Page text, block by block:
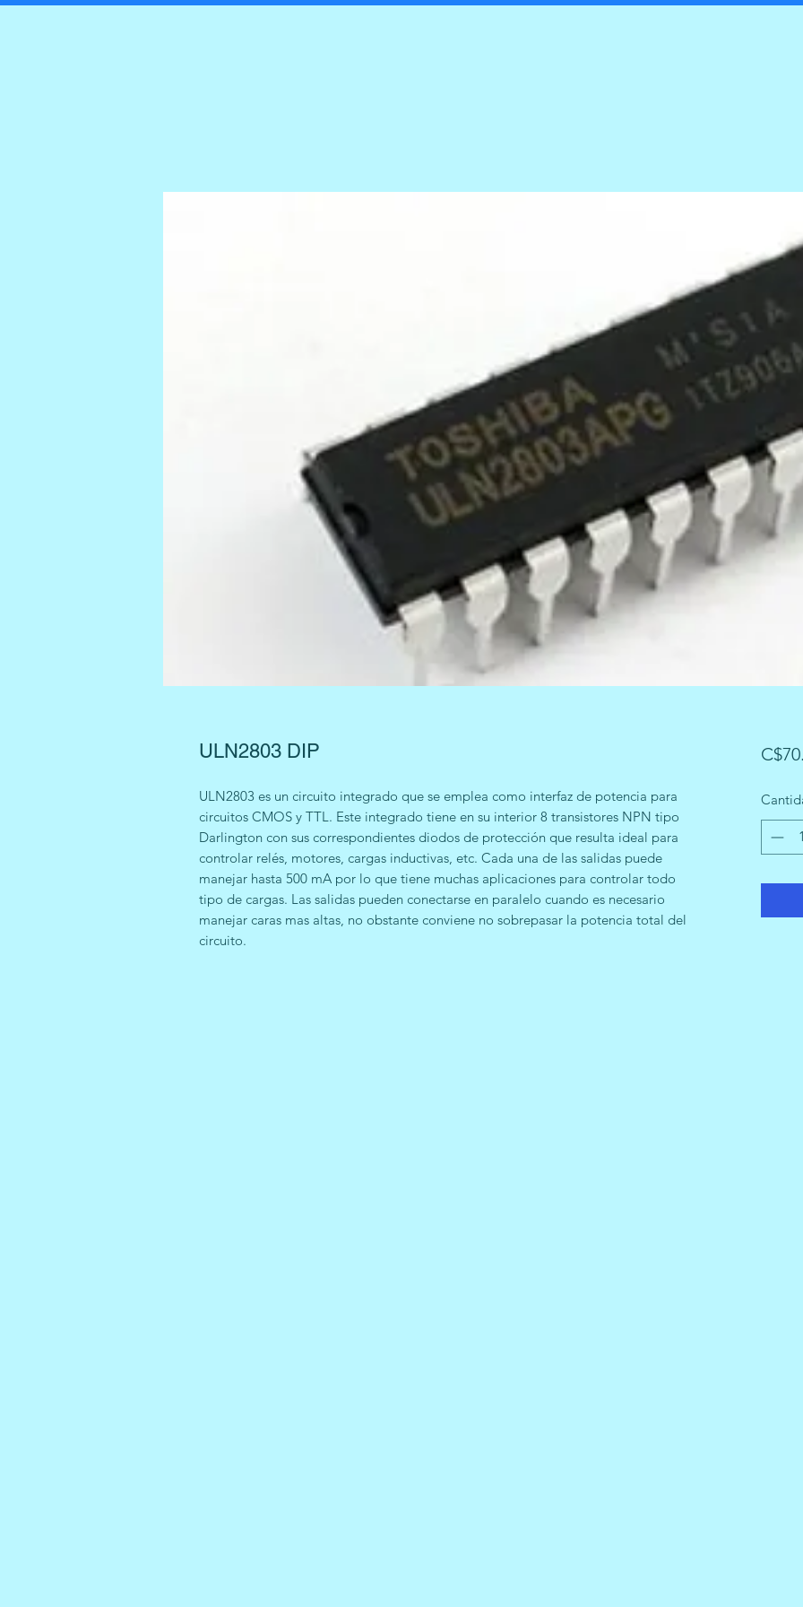
ULN2803 DIP
ULN2803 es un circuito integrado que se emplea como interfaz de potencia para
circuitos CMOS y TTL. Este integrado tiene en su interior 8 transistores NPN tipo
Darlington con sus correspondientes diodos de protección que resulta ideal para
controlar relés, motores, cargas inductivas, etc. Cada una de las salidas puede
manejar hasta 500 mA por lo que tiene muchas aplicaciones para controlar todo
tipo de cargas. Las salidas pueden conectarse en paralelo cuando es necesario
manejar caras mas altas, no obstante conviene no sobrepasar la potencia total del
circuito.